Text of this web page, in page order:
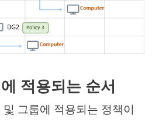
적용되는 순서
그룹에 적용되는 정책이